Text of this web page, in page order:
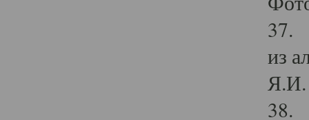
37.
из
Я.И.
38.